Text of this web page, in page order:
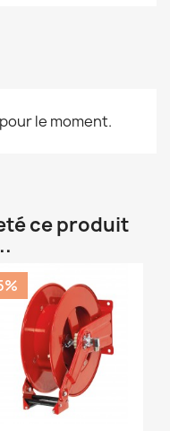
le moment.
ce produit